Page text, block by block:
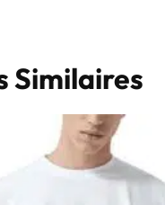
Similaires